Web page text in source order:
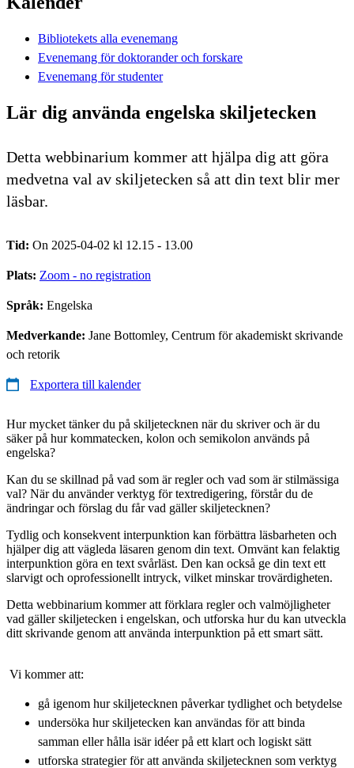
Bibliotekets alla evenemang
Evenemang för doktorander och forskare
Evenemang för studenter
Lär dig använda engelska skiljetecken
Detta webbinarium kommer att hjälpa dig att göra
medvetna val av skiljetecken så att din text blir mer
läsbar.
Tid: On 2025-04-02 kl 12.15 - 13.00
Plats: Zoom - no registration
Språk: Engelska
Medverkande: Jane Bottomley, Centrum för akademiskt skrivande
och retorik
Exportera till kalender
Hur mycket tänker du på skiljetecknen när du skriver och är du
säker på hur kommatecken, kolon och semikolon används på
engelska?
Kan du se skillnad på vad som är regler och vad som är stilmässiga
val? När du använder verktyg för textredigering, förstår du de
ändringar och förslag du får vad gäller skiljetecknen?
Tydlig och konsekvent interpunktion kan förbättra läsbarheten och
hjälper dig att vägleda läsaren genom din text. Omvänt kan felaktig
interpunktion göra en text svårläst. Den kan också ge din text ett
slarvigt och oprofessionellt intryck, vilket minskar trovärdigheten.
Detta webbinarium kommer att förklara regler och valmöjligheter
vad gäller skiljetecken i engelskan, och utforska hur du kan utveckla
ditt skrivande genom att använda interpunktion på ett smart sätt.
Vi kommer att:
gå igenom hur skiljetecknen påverkar tydlighet och betydelse
undersöka hur skiljetecken kan användas för att binda
samman eller hålla isär idéer på ett klart och logiskt sätt
utforska strategier för att använda skiljetecknen som verktyg